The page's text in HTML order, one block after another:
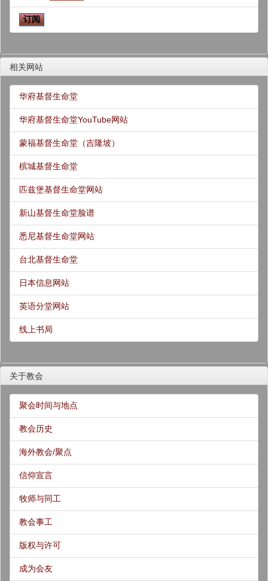
相关网站
华府基督生命堂
华府基督生命堂YouTube网站
蒙福基督生命堂（吉隆坡）
槟城基督生命堂
匹兹堡基督生命堂网站
新山基督生命堂脸谱
悉尼基督生命堂网站
台北基督生命堂
日本信息网站
英语分堂网站
线上书局
关于教会
聚会时间与地点
教会历史
海外教会/聚点
信仰宣言
牧师与同工
教会事工
版权与许可
成为会友